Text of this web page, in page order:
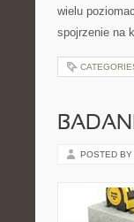
wielu
spojrzenie na
POSTED BY